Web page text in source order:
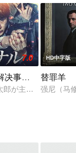
事倒叙和讯问交织
7.0
决事件搜查组 剧
郎が主演を務め、
HD中字版
替罪羊
强尼（马